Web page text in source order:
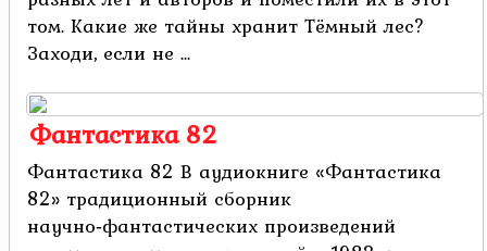
том. Какие же тайны хранит Тёмный лес?
Заходи, если не ...
Фантастика 82
Фантастика 82 В аудиокниге «Фантастика
82» традиционный сборник
научно‑фантастических произведений